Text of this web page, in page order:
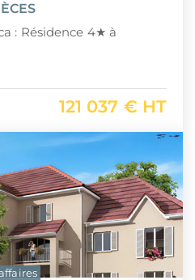
: Résidence 4★ à
121 037 € HT